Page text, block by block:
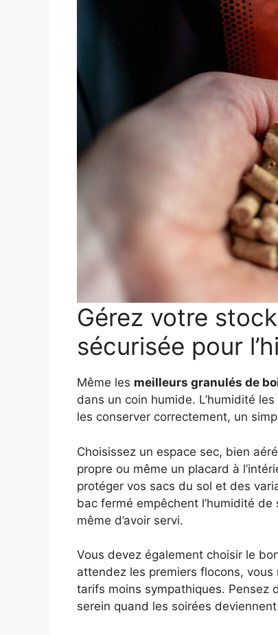
Gérez votre
sécurisée pour
Même les meilleurs granulés de
dans un coin humide. L’humidité
les conserver correctement, un
Choisissez un espace sec, bien
propre ou même un placard à
protéger vos sacs du sol et des
bac fermé empêchent l’humidité
même d’avoir servi.
Vous devez également choisir le
attendez les premiers flocons,
tarifs moins sympathiques. Pensez
serein quand les soirées